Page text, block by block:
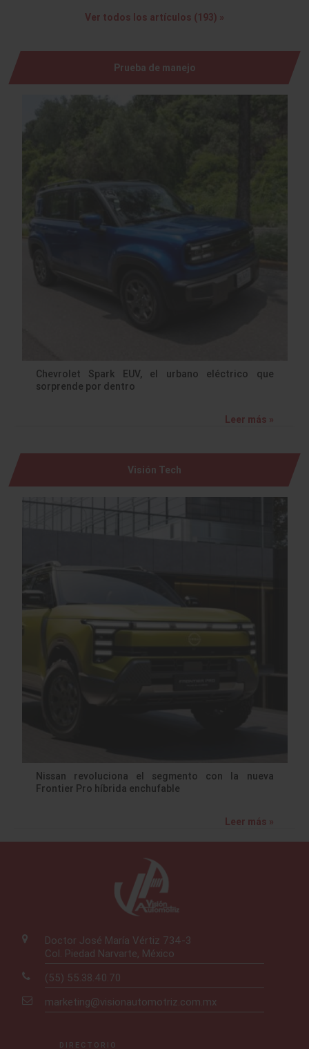
Ver todos los artículos (193) »
Prueba de manejo
Chevrolet Spark EUV, el urbano eléctrico que
sorprende por dentro
Leer más »
Visión Tech
Nissan revoluciona el segmento con la nueva
Frontier Pro híbrida enchufable
Leer más »
Doctor José María Vértiz 734-3
Col. Piedad Narvarte, México
(55) 55.38.40.70
marketing@visionautomotriz.com.mx
DIRECTORIO